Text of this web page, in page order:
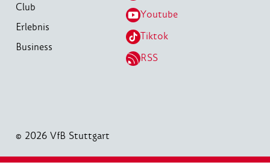
Club
Erlebnis
Business
Youtube
Tiktok
RSS
© 2026 VfB Stuttgart